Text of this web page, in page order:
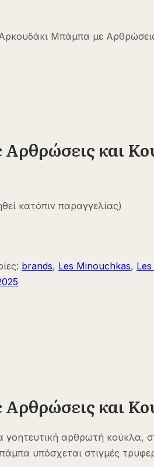
Μπάμπα με
και
κατόπιν παραγγελίας)
brands, Les Minouchkas,
και
αρθρωτή κούκλα,
υπόσχεται στιγμές